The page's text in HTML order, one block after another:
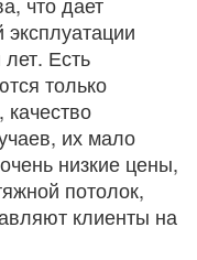
Есть
только
их мало
низкие цены,
потолок,
клиенты на